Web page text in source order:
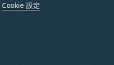
Cookie 設定
の提供物（以下、これら
得することはありませ